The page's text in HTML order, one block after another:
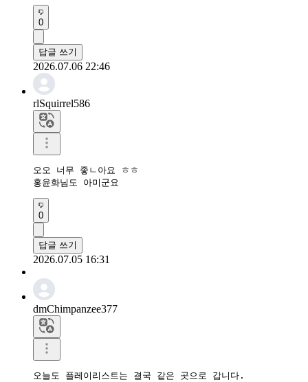
0
답글 쓰기
2026.07.06 22:46
rlSquirrel586
오오 너무 좋ㄴ아요 ㅎㅎ
홍윤화님도 아미군요
0
답글 쓰기
2026.07.05 16:31
dmChimpanzee377
오늘도 플레이리스트는 결국 같은 곳으로 갑니다.